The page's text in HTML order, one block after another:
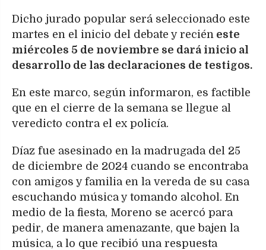
Dicho jurado popular será seleccionado este
martes en el inicio del debate y recién este
miércoles 5 de noviembre se dará inicio al
desarrollo de las declaraciones de testigos.
En este marco, según informaron, es factible
que en el cierre de la semana se llegue al
veredicto contra el ex policía.
Díaz fue asesinado en la madrugada del 25
de diciembre de 2024 cuando se encontraba
con amigos y familia en la vereda de su casa
escuchando música y tomando alcohol. En
medio de la fiesta, Moreno se acercó para
pedir, de manera amenazante, que bajen la
música, a lo que recibió una respuesta